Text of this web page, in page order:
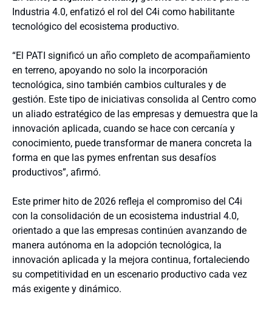
Industria 4.0, enfatizó el rol del C4i como habilitante
tecnológico del ecosistema productivo.
“El PATI significó un año completo de acompañamiento
en terreno, apoyando no solo la incorporación
tecnológica, sino también cambios culturales y de
gestión. Este tipo de iniciativas consolida al Centro como
un aliado estratégico de las empresas y demuestra que la
innovación aplicada, cuando se hace con cercanía y
conocimiento, puede transformar de manera concreta la
forma en que las pymes enfrentan sus desafíos
productivos”, afirmó.
Este primer hito de 2026 refleja el compromiso del C4i
con la consolidación de un ecosistema industrial 4.0,
orientado a que las empresas continúen avanzando de
manera autónoma en la adopción tecnológica, la
innovación aplicada y la mejora continua, fortaleciendo
su competitividad en un escenario productivo cada vez
más exigente y dinámico.